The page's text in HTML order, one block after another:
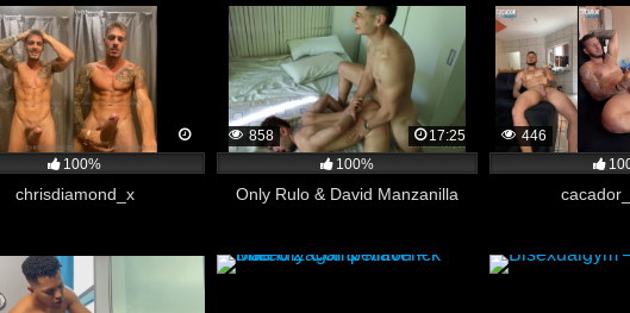
un video de el onlyfans de RawrItsBen y con el macho de John Bronco que peone
pasivo a chuparle su gran verga
100%
chrisdiamond_x
858
17:25
100%
Only Rulo & David Manzanilla
446